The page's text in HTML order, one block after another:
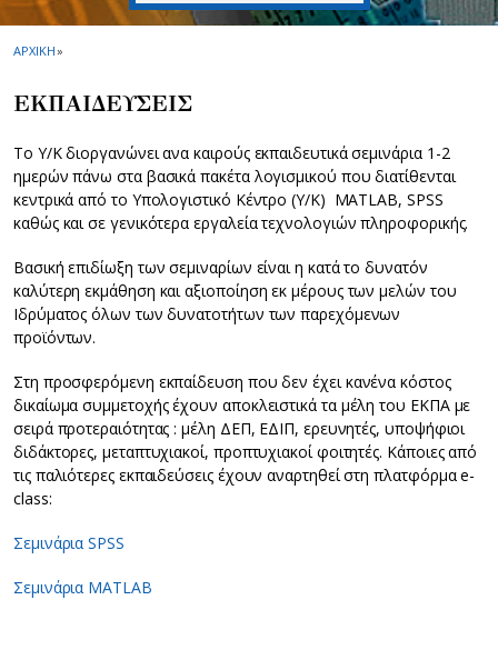
ΑΡΧΙΚΗ»
ΕΚΠΑΙΔΕΥΣΕΙΣ
Το Y/K διοργανώνει ανα καιρούς εκπαιδευτικά σεμινάρια 1-2
ημερών πάνω στα βασικά πακέτα λογισμικού που διατίθενται
κεντρικά από το Υπολογιστικό Κέντρο (Υ/Κ) MATLAB, SPSS
καθώς και σε γενικότερα εργαλεία τεχνολογιών πληροφορικής.
Βασική επιδίωξη των σεμιναρίων είναι η κατά το δυνατόν
καλύτερη εκμάθηση και αξιοποίηση εκ μέρους των μελών του
Ιδρύματος όλων των δυνατοτήτων των παρεχόμενων
προϊόντων.
Στη προσφερόμενη εκπαίδευση που δεν έχει κανένα κόστος
δικαίωμα συμμετοχής έχουν αποκλειστικά τα μέλη του ΕΚΠΑ με
σειρά προτεραιότητας : μέλη ΔΕΠ, ΕΔΙΠ, ερευνητές, υποψήφιοι
διδάκτορες, μεταπτυχιακοί, προπτυχιακοί φοιτητές. Κάποιες από
τις παλιότερες εκπαιδεύσεις έχουν αναρτηθεί στη πλατφόρμα e-
class:
Σεμινάρια SPSS
Σεμινάρια MATLAB